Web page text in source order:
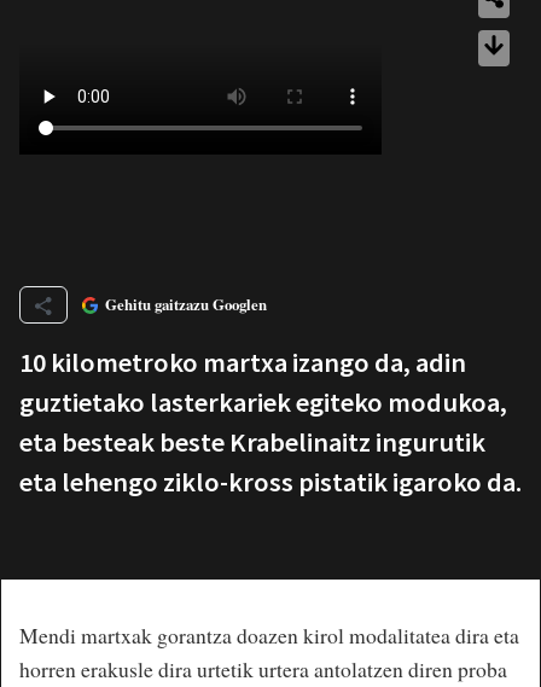
Gehitu gaitzazu Googlen
10 kilometroko martxa izango da, adin
guztietako lasterkariek egiteko modukoa,
eta besteak beste Krabelinaitz ingurutik
eta lehengo ziklo-kross pistatik igaroko da.
Mendi martxak gorantza doazen kirol modalitatea dira eta
horren erakusle dira urtetik urtera antolatzen diren proba